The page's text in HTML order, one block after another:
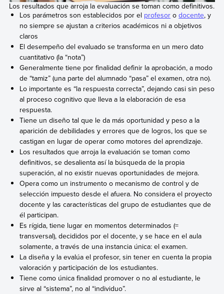
Los resultados que arroja la evaluación se toman como definitivos.
Los parámetros son establecidos por el profesor odocente, y
no siempre se ajustan a criterios académicos ni a objetivos
claros
El desempeño del evaluado se transforma en un mero dato
cuantitativo (la “nota”)
Generalmente tiene por finalidad definir la aprobación, a modo
de “tamiz” (una parte del alumnado “pasa” el examen, otra no).
Lo importante es “la respuesta correcta”, dejando casi sin peso
al proceso cognitivo que lleva a la elaboración de esa
respuesta.
Tiene un diseño tal que le da más oportunidad y peso a la
aparición de debilidades y errores que de logros, los que se
castigan en lugar de operar como motores del aprendizaje.
Los resultados que arroja la evaluación se toman como
definitivos, se desalienta así la búsqueda de la propia
superación, al no existir nuevas oportunidades de mejora.
Opera como un instrumento o mecanismo de control y de
selección impuesto desde el afuera. No considera el proyecto
docente y las características del grupo de estudiantes que de
él participan.
Es rígida, tiene lugar en momentos determinados (=
transversal), decididos por el docente, y se hace en el aula
solamente, a través de una instancia única: el examen.
La diseña y la evalúa el profesor, sin tener en cuenta la propia
valoración y participación de los estudiantes.
Tiene como única finalidad promover o no al estudiante, le
sirve al “sistema”, no al “individuo”.